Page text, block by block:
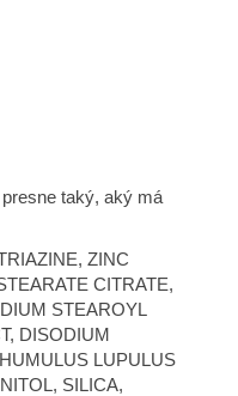
taký, aký má
ZINC
CITRATE,
STEAROYL
DISODIUM
LUPULUS
SILICA,